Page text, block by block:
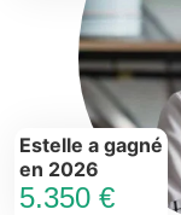
Estelle a gagné
en 2026
5.350 €